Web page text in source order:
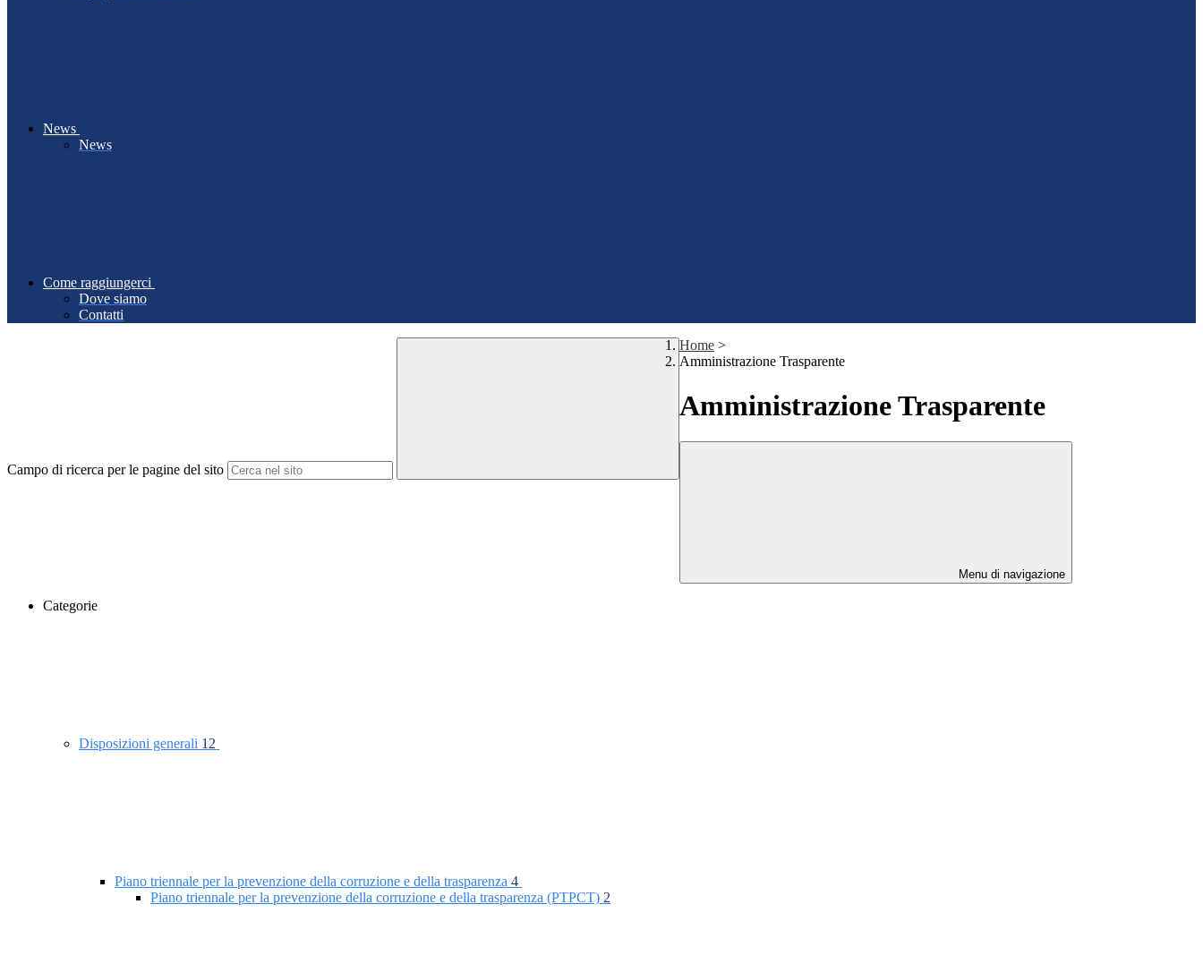
News
News
Come raggiungerci
Dove siamo
Contatti
Campo di ricerca per le pagine del sito
Home >
Amministrazione Trasparente
Amministrazione Trasparente
Menu di navigazione
Categorie
Disposizioni generali 12
Piano triennale per la prevenzione della corruzione e della trasparenza 4
Piano triennale per la prevenzione della corruzione e della trasparenza (PTPCT) 2